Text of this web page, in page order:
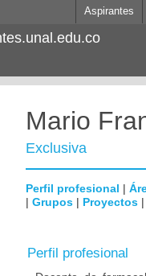
Aspirantes
Mario
Exclusiva
Perfil profesional |
| Grupos | Proyectos
Perfil profesional